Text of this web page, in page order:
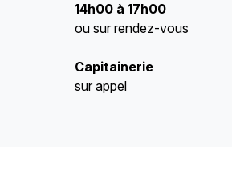
14h00 à 17h00
ou sur rendez-vous
Capitainerie
sur appel